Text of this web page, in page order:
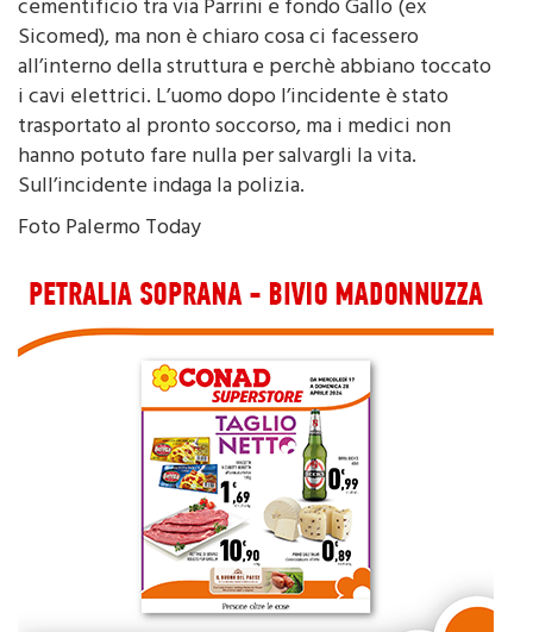
all’interno della struttura e perchè abbiano toccato
i cavi elettrici. L’uomo dopo l’incidente è stato
trasportato al pronto soccorso, ma i medici non
hanno potuto fare nulla per salvargli la vita.
Sull’incidente indaga la polizia.
Foto Palermo Today